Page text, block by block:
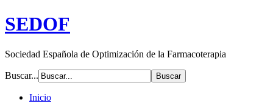
SEDOF
Sociedad Española de Optimización de la Farmacoterapia
Buscar...
Inicio